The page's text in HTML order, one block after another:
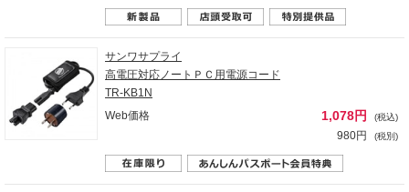
サンワサプライ
高電圧対応ノートＰＣ用電源コード
TR-KB1N
Web価格
1,078円 (税込)
980円 (税別)